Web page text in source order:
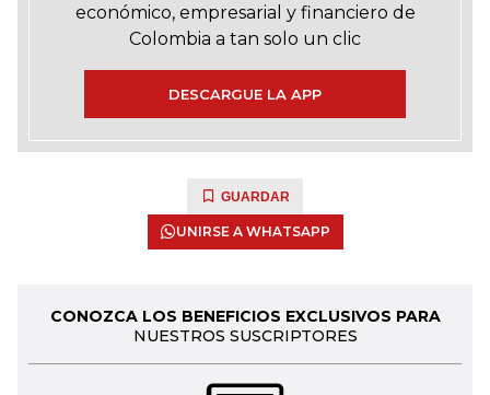
económico, empresarial y financiero de
Colombia a tan solo un clic
DESCARGUE LA APP
GUARDAR
UNIRSE A WHATSAPP
CONOZCA LOS BENEFICIOS EXCLUSIVOS PARA
NUESTROS SUSCRIPTORES